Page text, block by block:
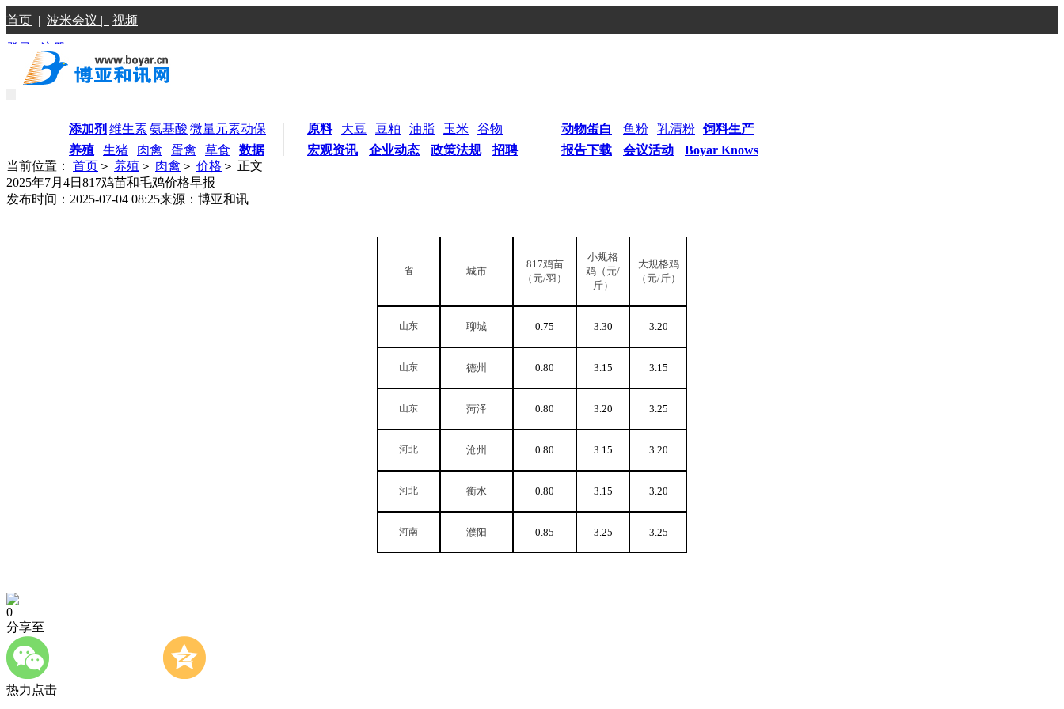
首页 | 波米会议 | 视频
登录 |注册
添加剂 维生素氨基酸 微量元素动保
养殖
生猪 肉禽 蛋禽 草食 数据
原料 大豆 豆粕 油脂 玉米
谷物
宏观资讯
企业动态 政策法规 招聘
动物蛋白 鱼粉 乳清粉 饲料生产
报告下载
会议活动
Boyar Knows
当前位置： 首页 ＞ 养殖 ＞ 肉禽 ＞ 价格 ＞ 正文
2025年7月4日817鸡苗和毛鸡价格早报
发布时间：2025-07-04 08:25来源：博亚和讯
省 城市
817鸡苗
（元/羽）
小规格
鸡（元/
斤）
大规格鸡
（元/斤）
山东 聊城 0.75 3.30 3.20
山东 德州 0.80 3.15 3.15
山东 菏泽 0.80 3.20 3.25
河北 沧州 0.80 3.15 3.20
河北 衡水 0.80 3.15 3.20
河南 濮阳 0.85 3.25 3.25
0
分享至
热力点击